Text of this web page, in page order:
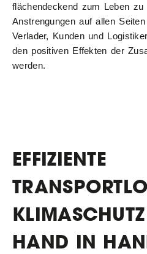
flächendeckend zum Leben
Anstrengungen auf allen
Verlader, Kunden und
den positiven Effekten der
werden.
EFFIZIENTE
HAND IN